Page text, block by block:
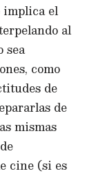
implica el
al
sea
como
de
de
mismas
cine (si es